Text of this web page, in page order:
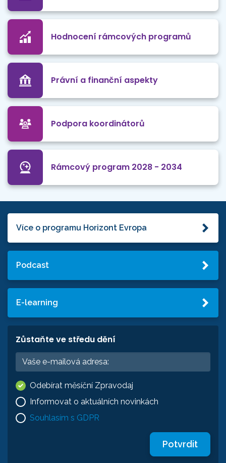
Hodnocení rámcových programů
Právní a finanční aspekty
Podpora koordinátorů
Rámcový program 2028 - 2034
Více o programu Horizont Evropa
Podcast
E-learning
Zůstaňte ve středu dění
Odebírat měsíční Zpravodaj
Informovat o aktuálních novinkách
Souhlasím s GDPR
Potvrdit